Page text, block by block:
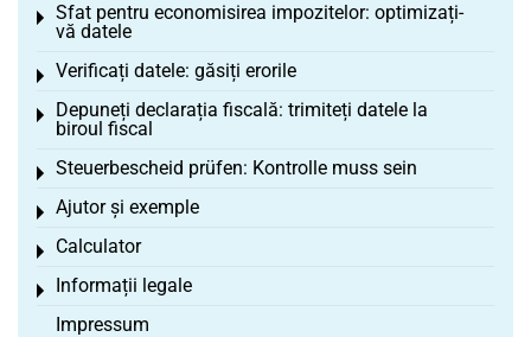
Sfat pentru economisirea impozitelor: optimizați-
vă datele
Toggle menu
Verificați datele: găsiți erorile
Toggle menu
Depuneți declarația fiscală: trimiteți datele la
biroul fiscal
Toggle menu
Steuerbescheid prüfen: Kontrolle muss sein
Toggle menu
Ajutor și exemple
Toggle menu
Calculator
Toggle menu
Informații legale
Toggle menu
Impressum